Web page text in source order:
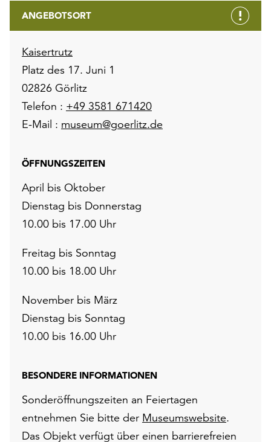
ANGEBOTSORT
Kaisertrutz
Platz des 17. Juni 1
02826 Görlitz
Telefon : +49 3581 671420
E-Mail : museum@goerlitz.de
ÖFFNUNGSZEITEN
April bis Oktober
Dienstag bis Donnerstag
10.00 bis 17.00 Uhr
Freitag bis Sonntag
10.00 bis 18.00 Uhr
November bis März
Dienstag bis Sonntag
10.00 bis 16.00 Uhr
BESONDERE INFORMATIONEN
Sonderöffnungszeiten an Feiertagen
entnehmen Sie bitte der Museumswebsite.
Das Objekt verfügt über einen barrierefreien